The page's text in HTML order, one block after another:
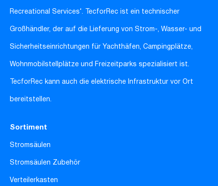
Recreational Services‘. TecforRec ist ein technischer
Großhändler, der auf die Lieferung von Strom-, Wasser- und
Sicherheitseinrichtungen für Yachthäfen, Campingplätze,
Wohnmobilstellplätze und Freizeitparks spezialisiert ist.
TecforRec kann auch die elektrische Infrastruktur vor Ort
bereitstellen.
Sortiment
Stromsäulen
Stromsäulen Zubehör
Verteilerkasten